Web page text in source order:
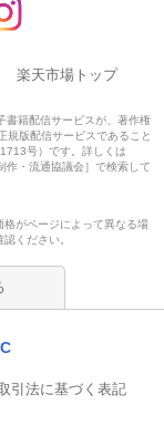
楽天市場トップ
書籍配信サービスが、著作権
規版配信サービスであること
号）です。詳しくは
作・流通協議会］で検索して
がページによって異なる場
ください。
引法に基づく表記